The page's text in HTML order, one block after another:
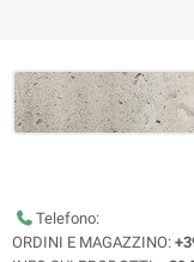
Telefono:
ORDINI E MAGAZZINO: